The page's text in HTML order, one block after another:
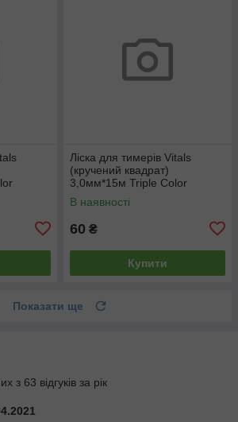
Ліска для тимерів Vitals
(кручений квадрат)
3,0мм*15м Triple Color
В наявності
60 ₴
Купити
Показати ще
з 63 відгуків за рік